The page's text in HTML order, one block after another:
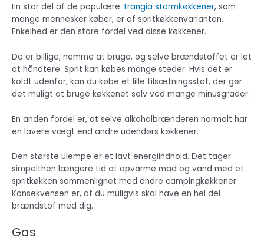
En stor del af de populære Trangia stormkøkkener, som
mange mennesker køber, er af spritkøkkenvarianten.
Enkelhed er den store fordel ved disse køkkener.
De er billige, nemme at bruge, og selve brændstoffet er let
at håndtere. Sprit kan købes mange steder. Hvis det er
koldt udenfor, kan du købe et lille tilsætningsstof, der gør
det muligt at bruge køkkenet selv ved mange minusgrader.
En anden fordel er, at selve alkoholbrænderen normalt har
en lavere vægt end andre udendørs køkkener.
Den største ulempe er et lavt energiindhold. Det tager
simpelthen længere tid at opvarme mad og vand med et
spritkøkken sammenlignet med andre campingkøkkener.
Konsekvensen er, at du muligvis skal have en hel del
brændstof med dig.
Gas